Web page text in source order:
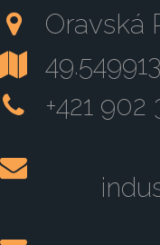
Oravská
+421 902